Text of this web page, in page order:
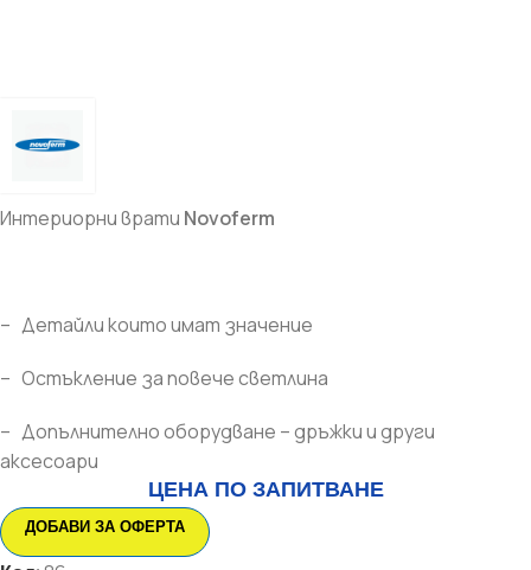
Интериорни врати Novoferm
– Детайли които имат значение
– Остъкление за повече светлина
– Допълнително оборудване – дръжки и други
аксесоари
ЦЕНА ПО ЗАПИТВАНЕ
ДОБАВИ ЗА ОФЕРТА